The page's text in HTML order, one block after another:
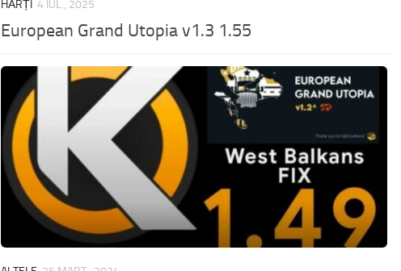
HĂRȚI 4 IUL., 2025
European Grand Utopia v1.3 1.55